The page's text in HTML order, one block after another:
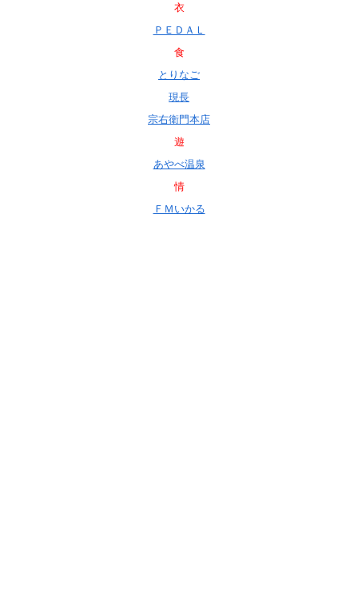
衣
ＰＥＤＡＬ
食
とりなご
現長
宗右衛門本店
遊
あやべ温泉
情
ＦＭいかる